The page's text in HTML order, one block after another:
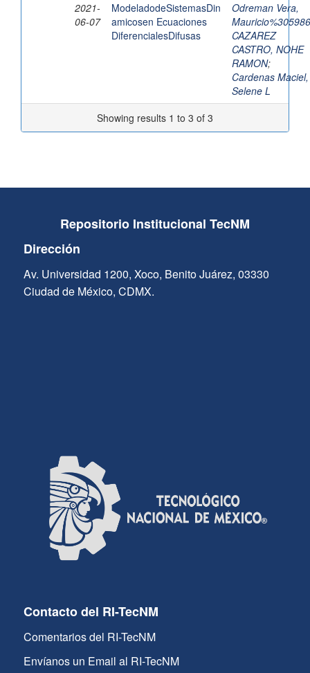
2021-
06-07
ModeladodeSistemasDin
amicosen Ecuaciones
DiferencialesDifusas
Odreman Vera,
Mauricio%305986
CAZAREZ
CASTRO, NOHE
RAMON;
Cardenas Maciel,
Selene L
Showing results 1 to 3 of 3
Repositorio Institucional TecNM
Dirección
Av. Universidad 1200, Xoco, Benito Juárez, 03330
Ciudad de México, CDMX.
Contacto del RI-TecNM
Comentarios del RI-TecNM
Envíanos un Email al RI-TecNM